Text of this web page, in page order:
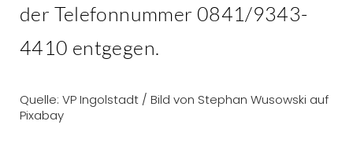
der Telefonnummer 0841/9343-
4410 entgegen.
Quelle: VP Ingolstadt / Bild von Stephan Wusowski auf
Pixabay